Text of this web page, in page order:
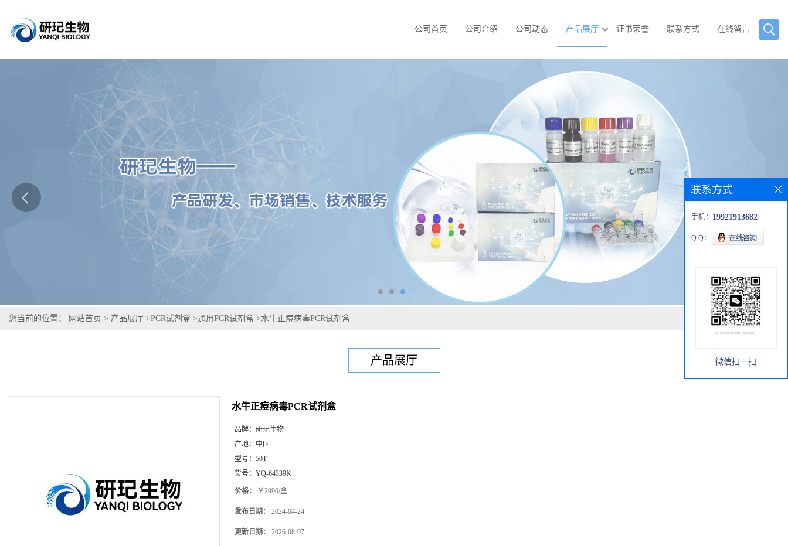
公司首页 公司介绍 公司动态 产品展厅 证书荣誉 联系方式 在线留言
您当前的位置： 网站首页 > 产品展厅 >PCR试剂盒 >通用PCR试剂盒 >水牛正痘病毒PCR试剂盒
产品展厅
水牛正痘病毒PCR试剂盒
品牌： 研玘生物
产地： 中国
型号： 50T
货号： YQ-64339K
价格： ￥2990/盒
发布日期： 2024-04-24
更新日期： 2026-08-07
联系方式
手机： 19921913682
Q Q：
微信扫一扫